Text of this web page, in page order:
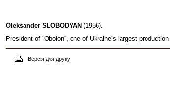
Oleksander SLOBODYAN (1956).
President of “Obolon”, one of Ukraine’s largest
Версія для друку